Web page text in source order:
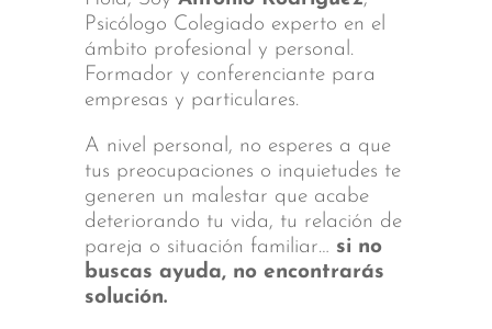
Psicólogo Colegiado experto en el
ámbito profesional y personal.
Formador y conferenciante para
empresas y particulares.
A nivel personal, no esperes a que
tus preocupaciones o inquietudes te
generen un malestar que acabe
deteriorando tu vida, tu relación de
pareja o situación familiar… si no
buscas ayuda, no encontrarás
solución.